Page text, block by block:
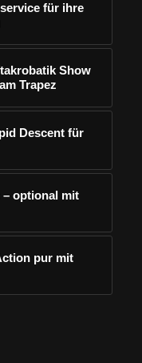
für ihre
Show
Trapez
Descent für
optional mit
pur mit